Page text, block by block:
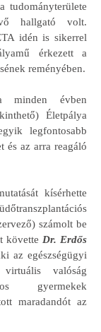
tudományterülete
hallgató volt.
idén is sikerrel
érkezett a
reményében.
minden évben
Életpálya
legfontosabb
és az arra reagáló
kísérhette
számolt be
követte Dr. Erdős
az egészségügyi
valóság
gyermekek
maradandót az